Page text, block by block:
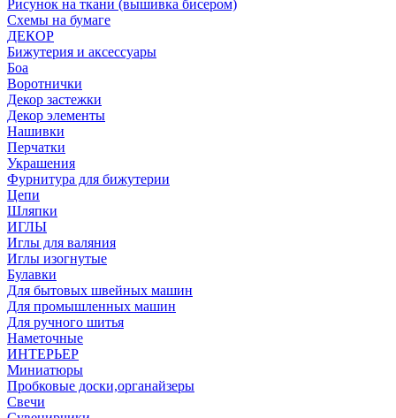
Рисунок на ткани (вышивка бисером)
Схемы на бумаге
ДЕКОР
Бижутерия и аксессуары
Боа
Воротнички
Декор застежки
Декор элементы
Нашивки
Перчатки
Украшения
Фурнитура для бижутерии
Цепи
Шляпки
ИГЛЫ
Иглы для валяния
Иглы изогнутые
Булавки
Для бытовых швейных машин
Для промышленных машин
Для ручного шитья
Наметочные
ИНТЕРЬЕР
Миниатюры
Пробковые доски,органайзеры
Свечи